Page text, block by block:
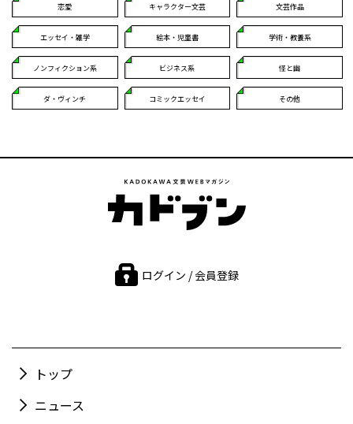
恋愛 キャラクター文芸 文芸作品
エッセイ・雑学 絵本・児童書 学術・教養系
ノンフィクション系 ビジネス系 怪と幽
ダ・ヴィンチ コミックエッセイ その他
ログイン / 会員登録
トップ
ニュース